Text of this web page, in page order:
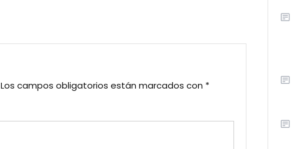
Los campos obligatorios están marcados con *